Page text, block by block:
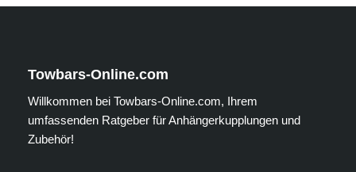
Towbars-Online.com
Willkommen bei Towbars-Online.com, Ihrem
umfassenden Ratgeber für Anhängerkupplungen und
Zubehör!